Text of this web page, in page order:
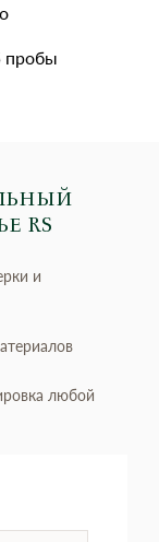
пробы
RS
и
любой